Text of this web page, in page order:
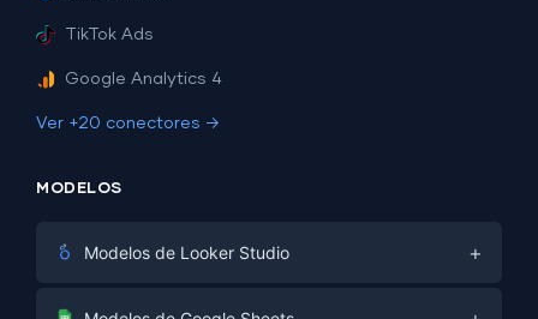
TikTok Ads
Google Analytics 4
Ver +20 conectores →
MODELOS
Modelos de Looker Studio +
Marketing Digital